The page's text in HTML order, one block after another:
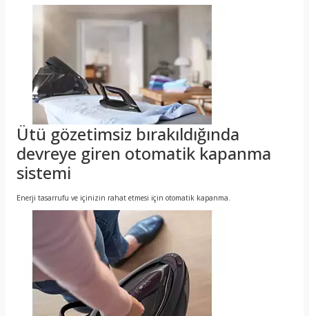
Ütü gözetimsiz bırakıldığında
devreye giren otomatik kapanma
sistemi
Enerji tasarrufu ve içinizin rahat etmesi için otomatik kapanma.